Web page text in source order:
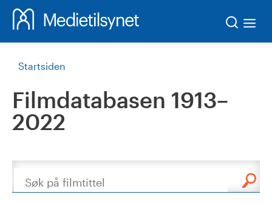
Startsiden
Filmdatabasen 1913–
2022
Søk